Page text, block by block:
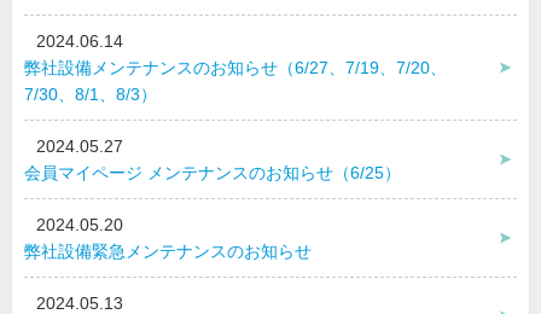
2024.06.14
弊社設備メンテナンスのお知らせ（6/27、7/19、7/20、
7/30、8/1、8/3）
2024.05.27
会員マイページ メンテナンスのお知らせ（6/25）
2024.05.20
弊社設備緊急メンテナンスのお知らせ
2024.05.13